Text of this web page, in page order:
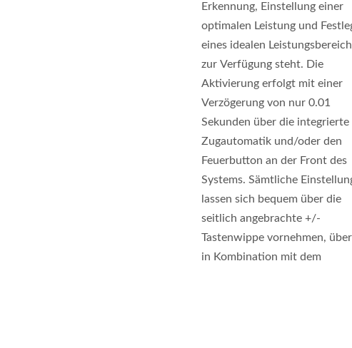
Erkennung, Einstellung einer
optimalen Leistung und
eines idealen
zur Verfügung steht. Die
Aktivierung erfolgt mit einer
Verzögerung von nur 0.01
Sekunden über die integrierte
Zugautomatik und/oder den
Feuerbutton an der Front des
Systems. Sämtliche
lassen sich bequem über die
seitlich angebrachte +/-
Tastenwippe vornehmen,
in Kombination mit dem